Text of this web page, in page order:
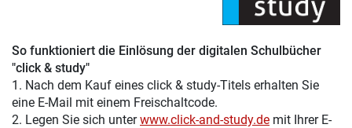
So funktioniert die Einlösung der digitalen Schulbücher
"click & study"
1. Nach dem Kauf eines click & study-Titels erhalten Sie
eine E-Mail mit einem Freischaltcode.
2. Legen Sie sich unterwww.click-and-study.de mit Ihrer E-